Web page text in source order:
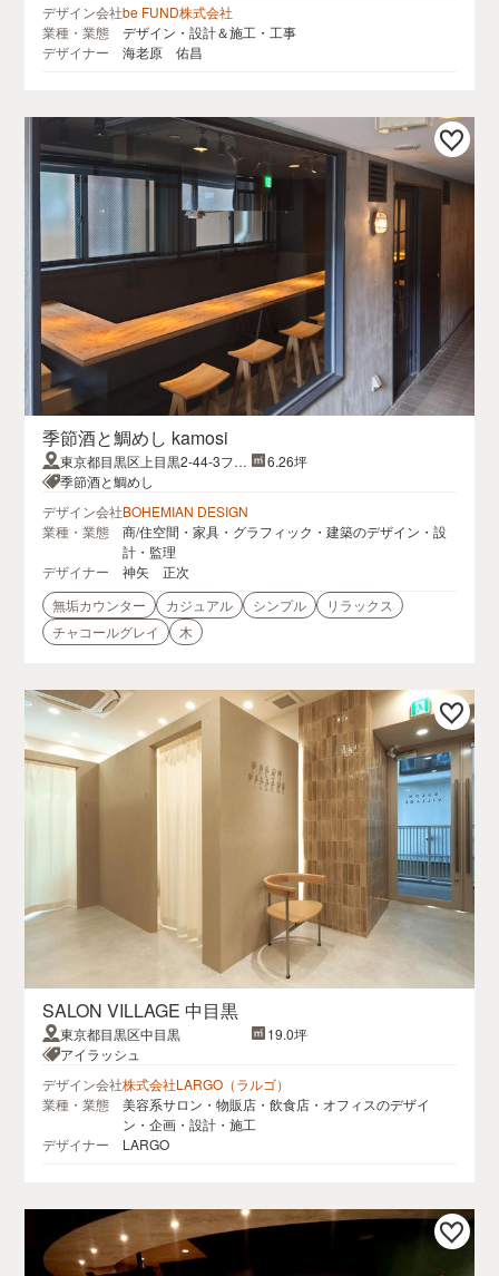
デザイン会社be FUND株式会社
業種・業態
デザイン・設計＆施工・工事
デザイナー
海老原 佑昌
季節酒と鯛めし kamosi
東京都目黒区上目黒2-44-3ファ
ミリア中目黒 B1F
6.26坪
季節酒と鯛めし
デザイン会社BOHEMIAN DESIGN
業種・業態
商/住空間・家具・グラフィック・建築のデザイン・設
計・監理
デザイナー
神矢 正次
無垢カウンター
カジュアル シンプル
リラックス
チャコールグレイ
木
SALON VILLAGE 中目黒
東京都目黒区中目黒
19.0坪
アイラッシュ
デザイン会社株式会社LARGO（ラルゴ）
業種・業態
美容系サロン・物販店・飲食店・オフィスのデザイ
ン・企画・設計・施工
デザイナー
LARGO